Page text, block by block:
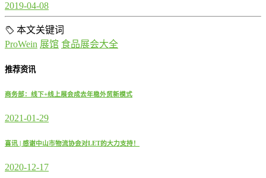
2019-04-08
本文关键词
ProWein 展馆 食品展会大全
推荐资讯
商务部：线下+线上展会成去年稳外贸新模式
2021-01-29
喜讯 | 感谢中山市物流协会对LET的大力支持！
2020-12-17